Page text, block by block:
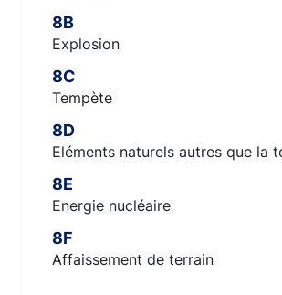
8B
Explosion
8C
Tempète
8D
Eléments naturels autres que la
8E
Energie nucléaire
8F
Affaissement de terrain